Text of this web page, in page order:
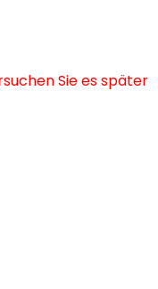
Sie es später